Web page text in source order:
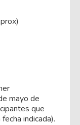
mayo de
que
indicada).